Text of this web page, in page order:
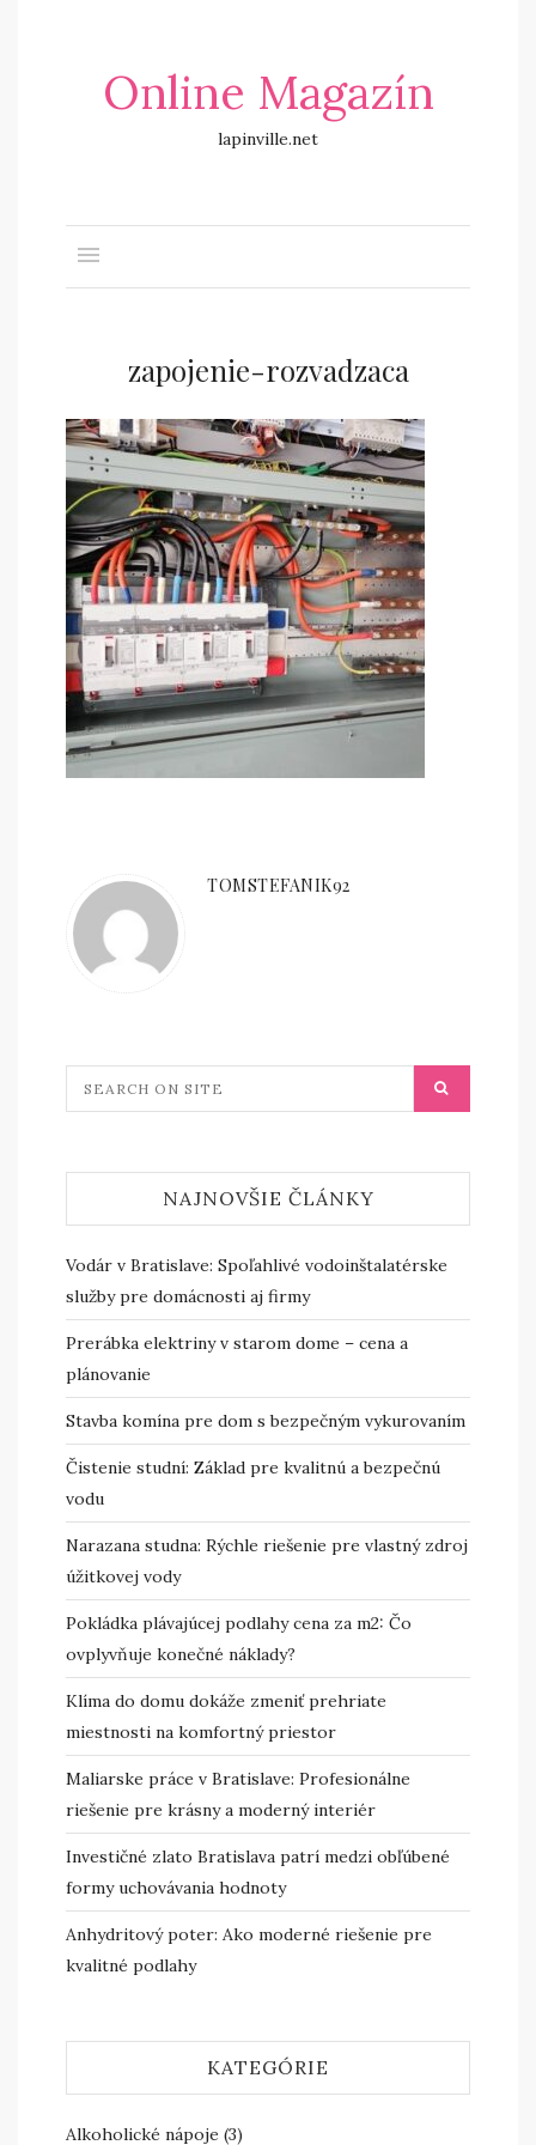
Online Magazín
lapinville.net
zapojenie-rozvadzaca
TOMSTEFANIK92
NAJNOVŠIE ČLÁNKY
Vodár v Bratislave: Spoľahlivé vodoinštalatérske
služby pre domácnosti aj firmy
Prerábka elektriny v starom dome – cena a
plánovanie
Stavba komína pre dom s bezpečným vykurovaním
Čistenie studní: Základ pre kvalitnú a bezpečnú
vodu
Narazana studna: Rýchle riešenie pre vlastný zdroj
úžitkovej vody
Pokládka plávajúcej podlahy cena za m2: Čo
ovplyvňuje konečné náklady?
Klíma do domu dokáže zmeniť prehriate
miestnosti na komfortný priestor
Maliarske práce v Bratislave: Profesionálne
riešenie pre krásny a moderný interiér
Investičné zlato Bratislava patrí medzi obľúbené
formy uchovávania hodnoty
Anhydritový poter: Ako moderné riešenie pre
kvalitné podlahy
KATEGÓRIE
Alkoholické nápoje (3)